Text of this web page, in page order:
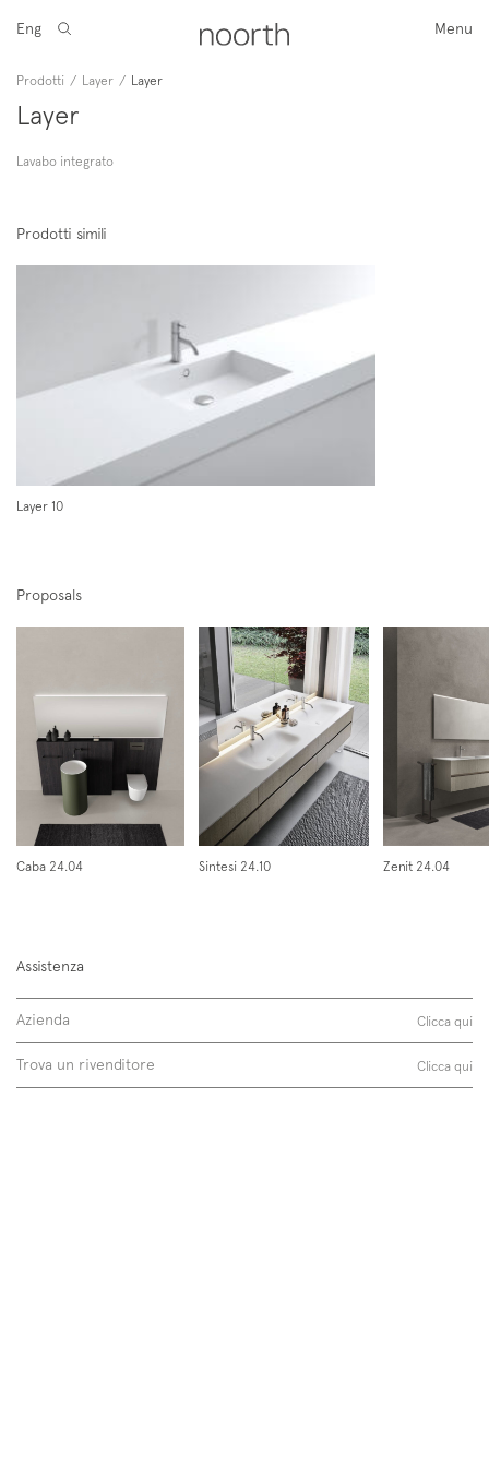
Menu
Eng
Iscriviti alla mailing list
Newsletter
Prodotti / Layer / Layer
Layer
Lavabo integrato
Prodotti simili
Layer 10
Proposals
Caba 24.04 Sintesi 24.10 Zenit 24.04
Assistenza
Azienda Clicca qui
Trova un rivenditore Clicca qui